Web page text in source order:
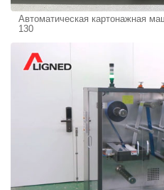
Автоматическая картонажная
130